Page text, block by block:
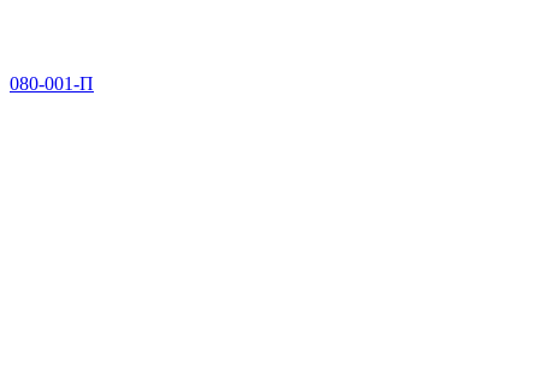
080-001-П